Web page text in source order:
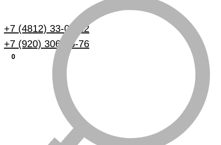
+7 (4812) 33-00-22
+7 (920) 306-25-76
0